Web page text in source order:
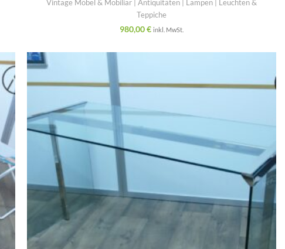
Vintage Möbel & Mobiliar | Antiquitäten | Lampen | Leuchten &
Teppiche
980,00€ inkl. MwSt.